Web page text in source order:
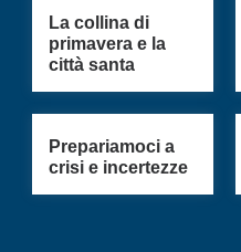
La collina di
primavera e la
città santa
Prepariamoci a
crisi e incertezze